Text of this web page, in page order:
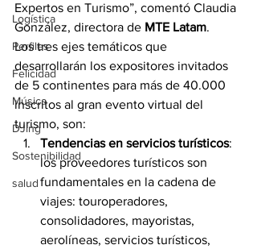
Logística
Perfiles
Felicidad
Música
DJing
Sostenibilidad
salud
Expertos en Turismo”, comentó Claudia
González, directora de MTE Latam.
Los tres ejes temáticos que
desarrollarán los expositores invitados
de 5 continentes para más de 40.000
inscritos al gran evento virtual del
turismo, son:
Tendencias en servicios turísticos:
los proveedores turísticos son
fundamentales en la cadena de
viajes: touroperadores,
consolidadores, mayoristas,
aerolíneas, servicios turísticos,